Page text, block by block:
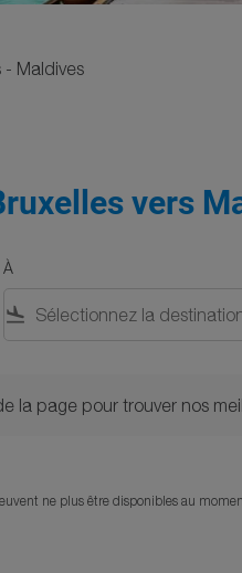
- Maldives
vers
À
flight_land
la page pour trouver nos
ne plus être disponibles au